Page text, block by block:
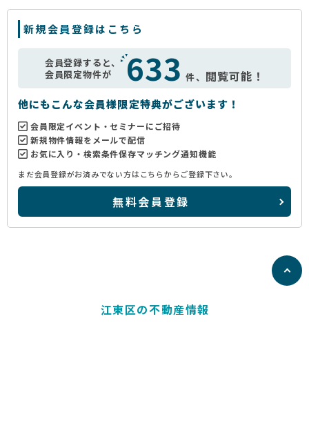
新規会員登録はこちら
会員登録すると、
会員限定物件が
633 件、 閲覧可能！
他にもこんな会員様限定特典がございます！
会員限定イベント・セミナーにご招待
新規物件情報をメールで配信
お気に入り・検索条件保存マッチング通知機能
まだ会員登録がお済みでない方はこちらからご登録下さい。
無料会員登録
江東区の不動産情報